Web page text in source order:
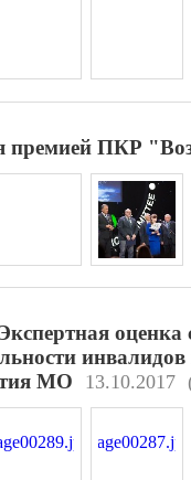
премией ПКР
оценка
МО
13.10.2017